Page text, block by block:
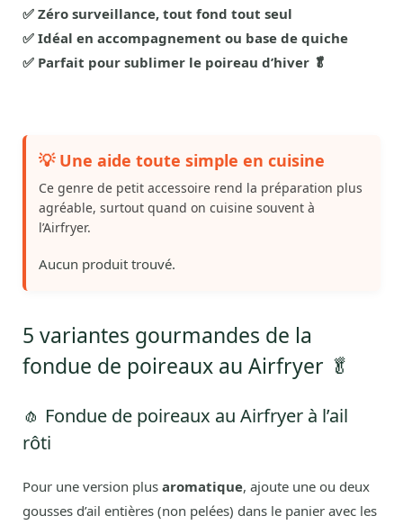
✅ Zéro surveillance, tout fond tout seul
✅ Idéal en accompagnement ou base de quiche
✅ Parfait pour sublimer le poireau d’hiver 🥬
💡 Une aide toute simple en cuisine
Ce genre de petit accessoire rend la préparation plus
agréable, surtout quand on cuisine souvent à
l’Airfryer.
Aucun produit trouvé.
5 variantes gourmandes de la
fondue de poireaux au Airfryer 🥬
🧄 Fondue de poireaux au Airfryer à l’ail
rôti
Pour une version plus aromatique, ajoute une ou deux
gousses d’ail entières (non pelées) dans le panier avec les